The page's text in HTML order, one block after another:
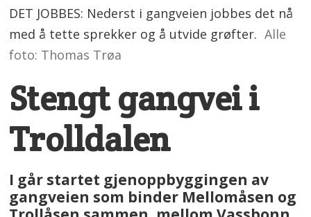
DET JOBBES: Nederst i gangveien jobbes det nå
med å tette sprekker og å utvide grøfter. Alle
foto: Thomas Trøa
Stengt gangvei i
Trolldalen
I går startet gjenoppbyggingen av
gangveien som binder Mellomåsen og